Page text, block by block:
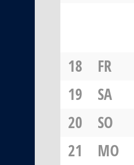
18
FR
19
SA
20
SO
21
MO